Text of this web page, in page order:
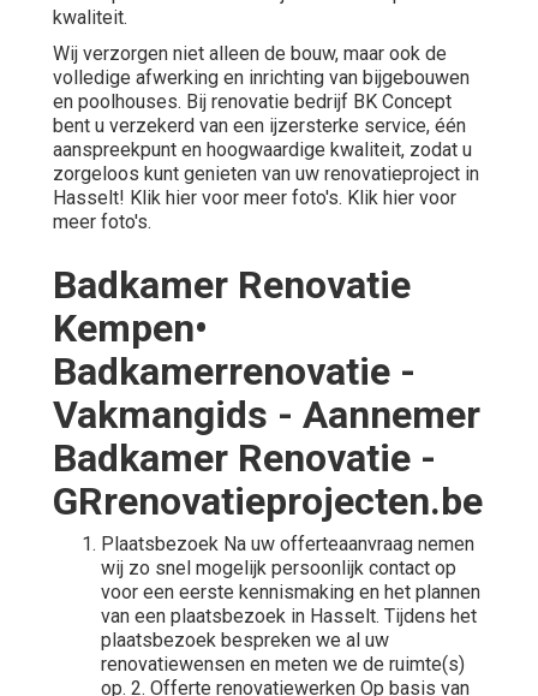
kwaliteit.
Wij verzorgen niet alleen de bouw, maar ook de
volledige afwerking en inrichting van bijgebouwen
en poolhouses. Bij renovatie bedrijf BK Concept
bent u verzekerd van een ijzersterke service, één
aanspreekpunt en hoogwaardige kwaliteit, zodat u
zorgeloos kunt genieten van uw renovatieproject in
Hasselt! Klik hier voor meer foto's. Klik hier voor
meer foto's.
Badkamer Renovatie
Kempen•
Badkamerrenovatie -
Vakmangids - Aannemer
Badkamer Renovatie -
GRrenovatieprojecten.be
Plaatsbezoek Na uw offerteaanvraag nemen
wij zo snel mogelijk persoonlijk contact op
voor een eerste kennismaking en het plannen
van een plaatsbezoek in Hasselt. Tijdens het
plaatsbezoek bespreken we al uw
renovatiewensen en meten we de ruimte(s)
op. 2. Offerte renovatiewerken Op basis van